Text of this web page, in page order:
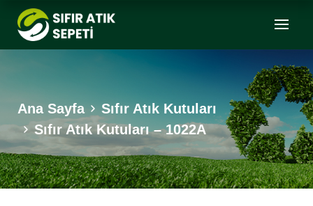
Ana Sayfa
Sıfır Atık Kutuları
Sıfır Atık Kutuları – 1022A